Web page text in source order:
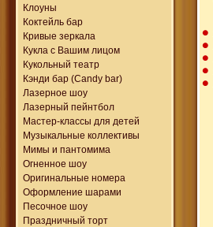
Клоуны
Коктейль бар
Кривые зеркала
Кукла с Вашим лицом
Кукольный театр
Кэнди бар (Candy bar)
Лазерное шоу
Лазерный пейнтбол
Мастер-классы для детей
Музыкальные коллективы
Мимы и пантомима
Огненное шоу
Оригинальные номера
Оформление шарами
Песочное шоу
Праздничный торт